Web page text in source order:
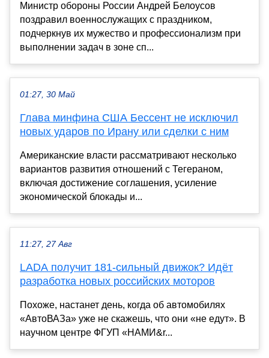
Министр обороны России Андрей Белоусов
поздравил военнослужащих с праздником,
подчеркнув их мужество и профессионализм при
выполнении задач в зоне сп...
01:27, 30 Май
Глава минфина США Бессент не исключил
новых ударов по Ирану или сделки с ним
Американские власти рассматривают несколько
вариантов развития отношений с Тегераном,
включая достижение соглашения, усиление
экономической блокады и...
11:27, 27 Авг
LADA получит 181-сильный движок? Идёт
разработка новых российских моторов
Похоже, настанет день, когда об автомобилях
«АвтоВАЗа» уже не скажешь, что они «не едут». В
научном центре ФГУП «НАМИ&r...